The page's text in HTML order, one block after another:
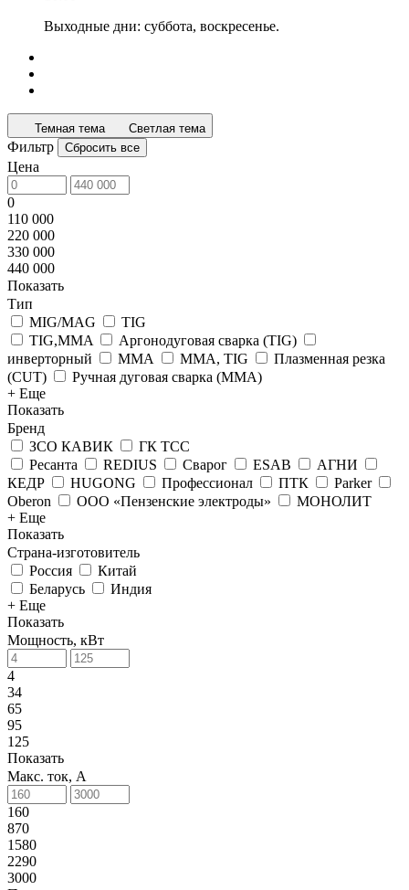
Выходные дни: суббота, воскресенье.
Темная тема Светлая тема
Фильтр Сбросить все
Цена
0
110 000
220 000
330 000
440 000
Показать
Тип
MIG/MAG
TIG
TIG,MMA
Аргонодуговая сварка (TIG)
инверторный
ММА ММА, TIG
Плазменная резка
(CUT)
Ручная дуговая сварка (MMA)
+ Еще
Показать
Бренд
ЗСО КАВИК
ГК ТСС
Ресанта
REDIUS Сварог ESAB
АГНИ
КЕДР
HUGONG Профессионал ПТК
Parker
Oberon
ООО «Пензенские электроды»
МОНОЛИТ
+ Еще
Показать
Страна-изготовитель
Россия
Китай
Беларусь
Индия
+ Еще
Показать
Мощность, кВт
4
34
65
95
125
Показать
Макс. ток, А
160
870
1580
2290
3000